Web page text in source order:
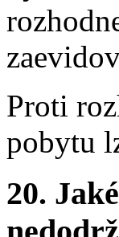
Proti
pobytu
20.